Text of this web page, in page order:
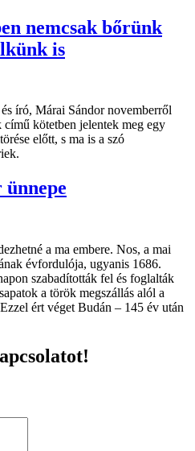
nemcsak bőrünk
is
író, Márai Sándor novemberről
kötetben jelentek meg egy
előtt, s ma is a szó
a ma embere. Nos, a mai
évfordulója, ugyanis 1686.
szabadították fel és foglalták
a török megszállás alól a
ért véget Budán – 145 év után